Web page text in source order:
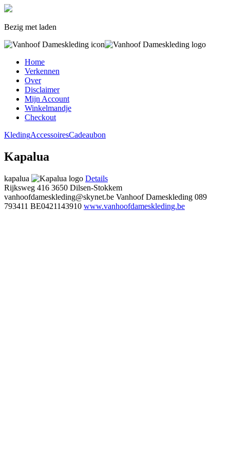
Bezig met laden
Home
Verkennen
Over
Disclaimer
Mijn Account
Winkelmandje
Checkout
KledingAccessoiresCadeaubon
Kapalua
kapalua
Details
Rijksweg 416 3650 Dilsen-Stokkem
vanhoofdameskleding@skynet.be Vanhoof Dameskleding 089
793411 BE0421143910 www.vanhoofdameskleding.be